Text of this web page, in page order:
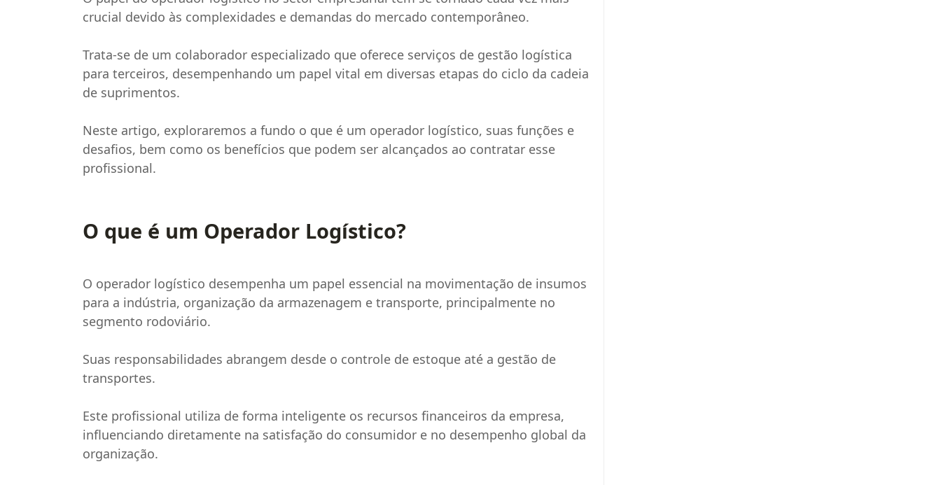
crucial devido às complexidades e demandas do mercado contemporâneo.
Trata-se de um colaborador especializado que oferece serviços de gestão logística
para terceiros, desempenhando um papel vital em diversas etapas do ciclo da cadeia
de suprimentos.
Neste artigo, exploraremos a fundo o que é um operador logístico, suas funções e
desafios, bem como os benefícios que podem ser alcançados ao contratar esse
profissional.
O que é um Operador Logístico?
O operador logístico desempenha um papel essencial na movimentação de insumos
para a indústria, organização da armazenagem e transporte, principalmente no
segmento rodoviário.
Suas responsabilidades abrangem desde o controle de estoque até a gestão de
transportes.
Este profissional utiliza de forma inteligente os recursos financeiros da empresa,
influenciando diretamente na satisfação do consumidor e no desempenho global da
organização.